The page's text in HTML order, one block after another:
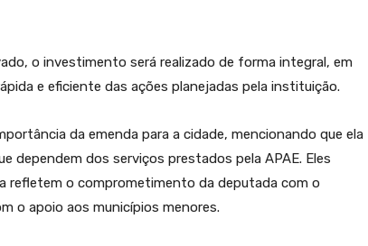
o investimento será realizado de forma integral, em
e eficiente das ações planejadas pela instituição.
da emenda para a cidade, mencionando que ela
dependem dos serviços prestados pela APAE. Eles
refletem o comprometimento da deputada com o
o apoio aos municípios menores.